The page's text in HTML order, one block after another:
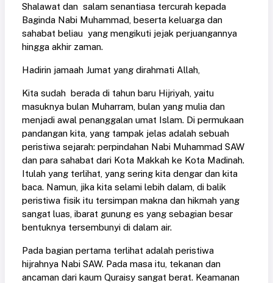
Shalawat dan salam senantiasa tercurah kepada
Baginda Nabi Muhammad, beserta keluarga dan
sahabat beliau yang mengikuti jejak perjuangannya
hingga akhir zaman.
Hadirin jamaah Jumat yang dirahmati Allah,
Kita sudah berada di tahun baru Hijriyah, yaitu
masuknya bulan Muharram, bulan yang mulia dan
menjadi awal penanggalan umat Islam. Di permukaan
pandangan kita, yang tampak jelas adalah sebuah
peristiwa sejarah: perpindahan Nabi Muhammad SAW
dan para sahabat dari Kota Makkah ke Kota Madinah.
Itulah yang terlihat, yang sering kita dengar dan kita
baca. Namun, jika kita selami lebih dalam, di balik
peristiwa fisik itu tersimpan makna dan hikmah yang
sangat luas, ibarat gunung es yang sebagian besar
bentuknya tersembunyi di dalam air.
Pada bagian pertama terlihat adalah peristiwa
hijrahnya Nabi SAW. Pada masa itu, tekanan dan
ancaman dari kaum Quraisy sangat berat. Keamanan